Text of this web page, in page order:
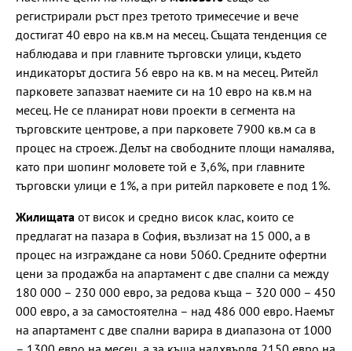
регистрирали ръст през третото тримесечие и вече
достигат 40 евро на кв.м на месец. Същата тенденция се
наблюдава и при главните търговски улици, където
индикаторът достига 56 евро на кв. м на месец. Ритейл
парковете запазват наемите си на 10 евро на кв.м на
месец. Не се планират нови проекти в сегмента на
търговските центрове, а при парковете 7900 кв.м са в
процес на строеж. Делът на свободните площи намалява,
като при шопинг моловете той е 3,6%, при главните
търговски улици е 1%, а при ритейл парковете е под 1%.
Жилищата от висок и средно висок клас, които се
предлагат на пазара в София, възлизат на 15 000, а в
процес на изграждане са нови 5060. Средните офертни
цени за продажба на апартамент с две спални са между
180 000 – 230 000 евро, за редова къща – 320 000 – 450
000 евро, а за самостоятелна – над 486 000 евро. Наемът
на апартамент с две спални варира в диапазона от 1000